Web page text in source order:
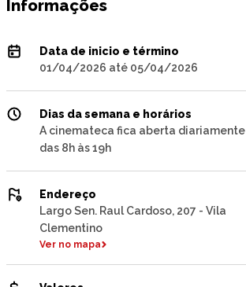
Informações
Data de inicio e término
01/04/2026 até 05/04/2026
Dias da semana e horários
A cinemateca fica aberta diariamente
das 8h às 19h
Endereço
Largo Sen. Raul Cardoso, 207 - Vila
Clementino
Ver no mapa